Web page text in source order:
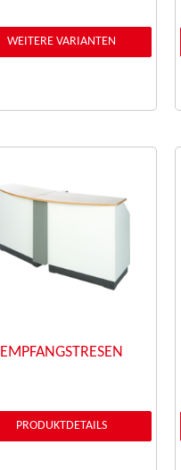
WEITERE VARIANTEN
EMPFANGSTRESEN
PRODUKTDETAILS